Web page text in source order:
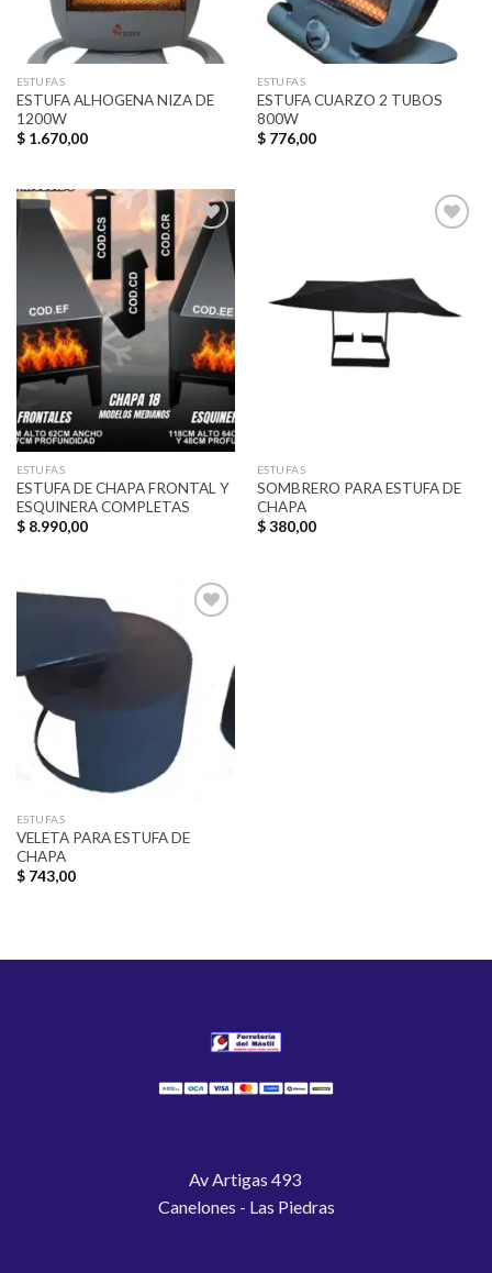
ESTUFAS
ESTUFA ALHOGENA NIZA DE
1200W
$1.670,00
ESTUFAS
ESTUFA CUARZO 2 TUBOS
800W
$776,00
Añadir
lista de
deseos
ESTUFAS
ESTUFA DE CHAPA FRONTAL Y
ESQUINERA COMPLETAS
$8.990,00
a la
lista de
ESTUFAS
SOMBRERO PARA ESTUFA DE
CHAPA
$380,00
Añadir
lista de
deseos
ESTUFAS
VELETA PARA ESTUFA DE
CHAPA
$743,00
Av Artigas 493
Canelones - Las Piedras